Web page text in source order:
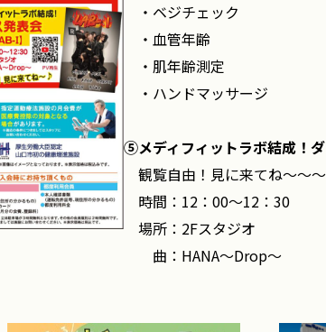
・ベジチェック
・血管年齢
・肌年齢測定
・ハンドマッサージ
⑤メディフィットラボ結成！ダ
観覧自由！見に来てね～～～
時間：12：00～12：30
場所：2Fスタジオ
曲：HANA～Drop～